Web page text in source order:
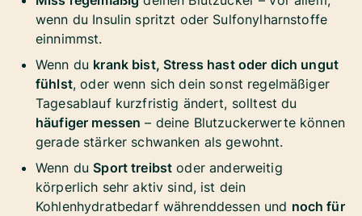
wenn du Insulin spritzt oder Sulfonylharnstoffe
einnimmst.
Wenn du krank bist, Stress hast oder dich ungut
fühlst, oder wenn sich dein sonst regelmäßiger
Tagesablauf kurzfristig ändert, solltest du
häufiger messen – deine Blutzuckerwerte können
gerade stärker schwanken als gewohnt.
Wenn duSport treibst oder anderweitig
körperlich sehr aktiv sind, ist dein
Kohlenhydratbedarf währenddessen und noch für